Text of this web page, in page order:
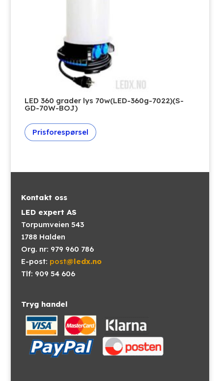
LED 360 grader lys 70w(LED-360g-7022)(S-
GD-70W-BOJ)
Prisforespørsel
Kontakt oss
LED expert AS
Torpumveien 543
1788 Halden
Org. nr: 979 960 786
E-post: post@ledx.no
Tlf: 909 54 606
Tryg handel